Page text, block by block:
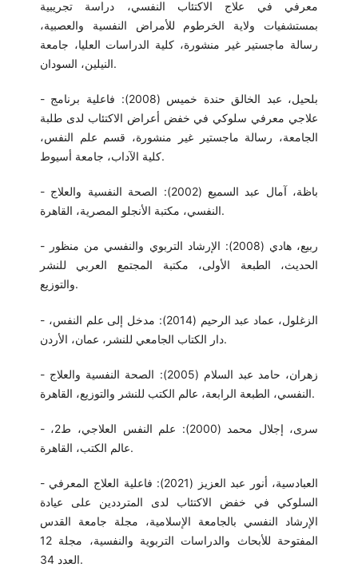
معرفي في علاج الاكتئاب النفسي، دراسة تجريبية
بمستشفيات ولاية الخرطوم للأمراض النفسية والعصبية،
رسالة ماجستير غير منشورة، كلية الدراسات العليا، جامعة
النيلين، السودان.
- بلحيل، عبد الخالق حندة خميس (2008): فاعلية برنامج
علاجي معرفي سلوكي في خفض أعراض الاكتئاب لدى طلبة
الجامعة، رسالة ماجستير غير منشورة، قسم علم النفس،
كلية الآداب، جامعة أسيوط.
- باظة، آمال عبد السميع (2002): الصحة النفسية والعلاج
النفسي، مكتبة الأنجلو المصرية، القاهرة.
- ربيع، هادي (2008): الإرشاد التربوي والنفسي من منظور
الحديث، الطبعة الأولى، مكتبة المجتمع العربي للنشر
والتوزيع.
- الزغلول، عماد عبد الرحيم (2014): مدخل إلى علم النفس،
دار الكتاب الجامعي للنشر، عمان، الأردن.
- زهران، حامد عبد السلام (2005): الصحة النفسية والعلاج
النفسي، الطبعة الرابعة، عالم الكتب للنشر والتوزيع، القاهرة.
- سرى، إجلال محمد (2000): علم النفس العلاجي، ط2،
عالم الكتب، القاهرة.
- العبادسية، أنور عبد العزيز (2021): فاعلية العلاج المعرفي
السلوكي في خفض الاكتئاب لدى المترددين على عيادة
الإرشاد النفسي بالجامعة الإسلامية، مجلة جامعة القدس
المفتوحة للأبحاث والدراسات التربوية والنفسية، مجلة 12
العدد 34.